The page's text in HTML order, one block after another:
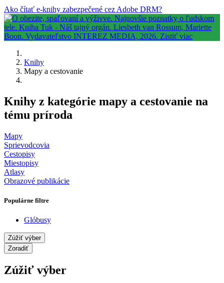
Ako čítať e-knihy zabezpečené cez Adobe DRM?
Knihy
Mapy a cestovanie
Knihy z kategórie mapy a cestovanie na
tému príroda
Mapy
Sprievodcovia
Cestopisy
Miestopisy
Atlasy
Obrazové publikácie
Populárne filtre
Glóbusy
Zúžiť výber
Zoradiť
Zúžiť výber